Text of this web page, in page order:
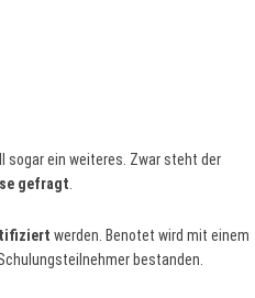
sogar ein weiteres. Zwar steht der
gefragt
werden. Benotet wird mit einem
bestanden.